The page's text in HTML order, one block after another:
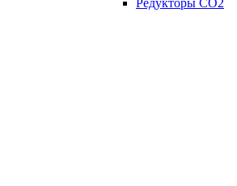
Редукторы CO2